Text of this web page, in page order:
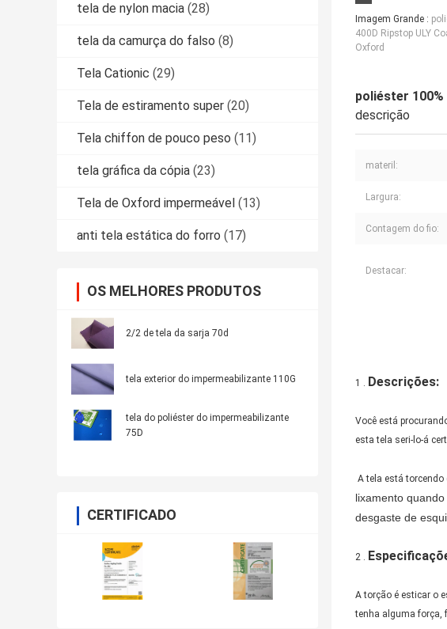
tela de nylon macia (28)
tela da camurça do falso (8)
Tela Cationic (29)
Tela de estiramento super (20)
Tela chiffon de pouco peso (11)
tela gráfica da cópia (23)
Tela de Oxford impermeável (13)
anti tela estática do forro (17)
OS MELHORES PRODUTOS
2/2 de tela da sarja 70d
tela exterior do impermeabilizante 110G
tela do poliéster do impermeabilizante
75D
CERTIFICADO
Imagem Grande :
400D Ripstop ULY
Oxford
poliéster
descrição
materil:
Largura:
Contagem do fio:
Destacar:
1 . Descrições:
Você está
esta tela seri-lo-á
A tela está torcendo
lixamento
desgaste de
2 .
A torção é esticar o
tenha alguma força,